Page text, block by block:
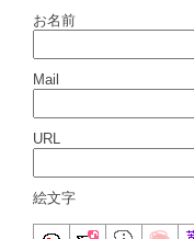
お名前
Mail
URL
絵文字